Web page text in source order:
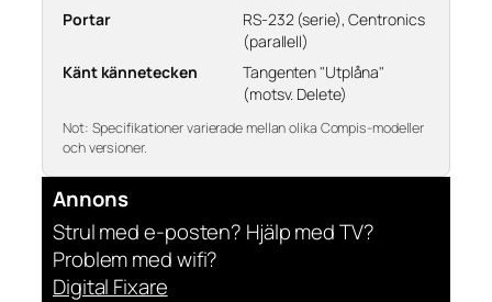
Portar
RS-232 (serie), Centronics
(parallell)
Känt kännetecken
Tangenten "Utplåna"
(motsv. Delete)
Not: Specifikationer varierade mellan olika Compis-modeller
och versioner.
Annons
Strul med e-posten? Hjälp med TV?
Problem med wifi?
Digital Fixare